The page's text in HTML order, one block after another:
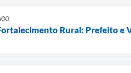
Rural: Prefeito